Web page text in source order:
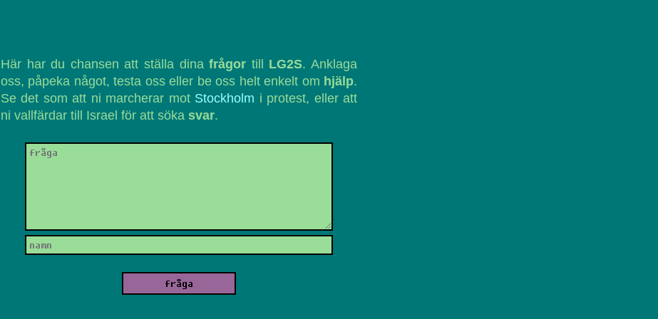
Här har du chansen att ställa dinafrågor till LG2S. Anklaga
oss, påpeka något, testa oss eller be oss helt enkelt om hjälp.
Se det som att ni marcherar mot Stockholm i protest, eller att
ni vallfärdar till Israel för att söka svar.